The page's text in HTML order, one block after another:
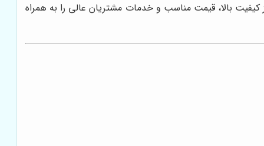
بالا، قیمت مناسب و خدمات مشتریان عالی را به همراه